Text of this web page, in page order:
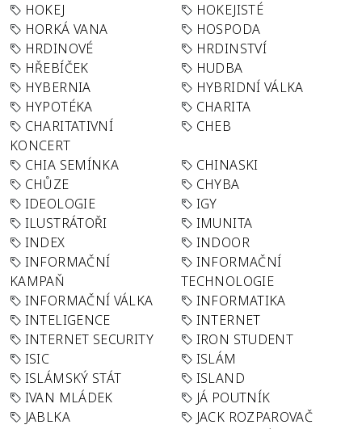
HOKEJ
HOKEJISTÉ
HORKÁ VANA
HOSPODA
HRDINOVÉ
HRDINSTVÍ
HŘEBÍČEK
HUDBA
HYBERNIA
HYBRIDNÍ VÁLKA
HYPOTÉKA
CHARITA
CHARITATIVNÍ
KONCERT
CHEB
CHIA SEMÍNKA
CHINASKI
CHŮZE
CHYBA
IDEOLOGIE
IGY
ILUSTRÁTOŘI
IMUNITA
INDEX
INDOOR
INFORMAČNÍ
KAMPAŇ
INFORMAČNÍ
TECHNOLOGIE
INFORMAČNÍ VÁLKA
INFORMATIKA
INTELIGENCE
INTERNET
INTERNET SECURITY
IRON STUDENT
ISIC
ISLÁM
ISLÁMSKÝ STÁT
ISLAND
IVAN MLÁDEK
JÁ POUTNÍK
JABLKA
JACK ROZPAROVAČ